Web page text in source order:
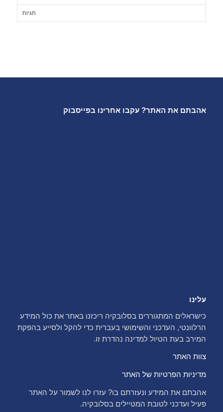
תגיות
אהבתם את האתר? עקבו אחרינו בפייסבוק
עלינו
כישראלים המתגוררים בסלובקיה ריכזנו באתר את כול המידע
הרלוונטי, העדכני והשימושי בעברית כדי להקל ולסייע בהפקת
המירב בעת הטיול למדינה נהדרת זו.
צוות האתר
מדיניות הפרטיות של האתר
אהבתם את המידע ונעזרתם בו? עזרו לנו לשמור על האתר
פעיל ועדכני לטובת המטיילים בסלובקיה.